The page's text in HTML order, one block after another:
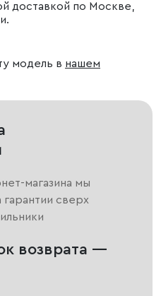
доставкой по Москве,
модель в нашем
магазина мы
сверх
возврата —